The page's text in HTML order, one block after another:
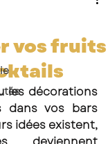
vos fruits
les décorations
dans vos bars
idées existent,